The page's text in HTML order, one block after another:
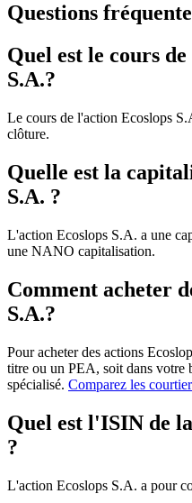
Questions
Quel est le cours
S.A.?
Le cours de l'action Ecoslops
clôture.
Quelle est la
S.A. ?
L'action Ecoslops S.A. a une
une NANO capitalisation.
Comment acheter
S.A.?
Pour acheter des actions
titre ou un PEA, soit dans votre
spécialisé. Comparez les
Quel est l'ISIN de
?
L'action Ecoslops S.A. a pour